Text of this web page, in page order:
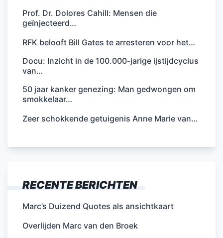
Prof. Dr. Dolores Cahill: Mensen die
geïnjecteerd…
RFK belooft Bill Gates te arresteren voor het…
Docu: Inzicht in de 100.000-jarige ijstijdcyclus
van…
50 jaar kanker genezing: Man gedwongen om
smokkelaar…
Zeer schokkende getuigenis Anne Marie van…
RECENTE BERICHTEN
Marc’s Duizend Quotes als ansichtkaart
Overlijden Marc van den Broek